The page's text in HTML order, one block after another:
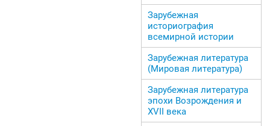
Зарубежная
историография
всемирной истории
Зарубежная литература
(Мировая литература)
Зарубежная литература
эпохи Возрождения и
ХVII века